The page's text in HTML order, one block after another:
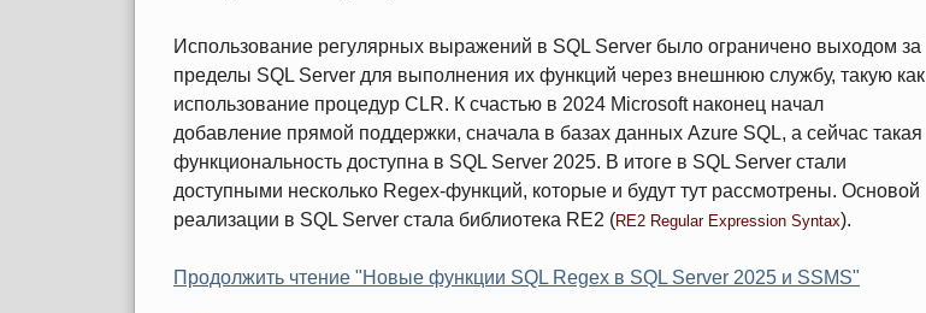
Использование регулярных выражений в SQL Server было ограничено выходом за
пределы SQL Server для выполнения их функций через внешнюю службу, такую как
использование процедур CLR. К счастью в 2024 Microsoft наконец начал
добавление прямой поддержки, сначала в базах данных Azure SQL, а сейчас такая
функциональность доступна в SQL Server 2025. В итоге в SQL Server стали
доступными несколько Regex-функций, которые и будут тут рассмотрены. Основой
реализации в SQL Server стала библиотека RE2 (RE2 Regular Expression Syntax).
Продолжить чтение "Новые функции SQL Regex в SQL Server 2025 и SSMS"